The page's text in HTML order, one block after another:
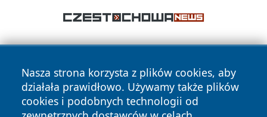
Nasza strona korzysta z plików cookies, aby
działała prawidłowo. Używamy także plików
cookies i podobnych technologii od